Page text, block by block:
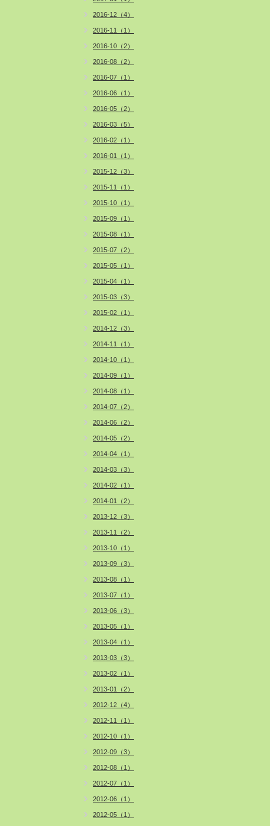
2016-12（4）
2016-11（1）
2016-10（2）
2016-08（2）
2016-07（1）
2016-06（1）
2016-05（2）
2016-03（5）
2016-02（1）
2016-01（1）
2015-12（3）
2015-11（1）
2015-10（1）
2015-09（1）
2015-08（1）
2015-07（2）
2015-05（1）
2015-04（1）
2015-03（3）
2015-02（1）
2014-12（3）
2014-11（1）
2014-10（1）
2014-09（1）
2014-08（1）
2014-07（2）
2014-06（2）
2014-05（2）
2014-04（1）
2014-03（3）
2014-02（1）
2014-01（2）
2013-12（3）
2013-11（2）
2013-10（1）
2013-09（3）
2013-08（1）
2013-07（1）
2013-06（3）
2013-05（1）
2013-04（1）
2013-03（3）
2013-02（1）
2013-01（2）
2012-12（4）
2012-11（1）
2012-10（1）
2012-09（3）
2012-08（1）
2012-07（1）
2012-06（1）
2012-05（1）